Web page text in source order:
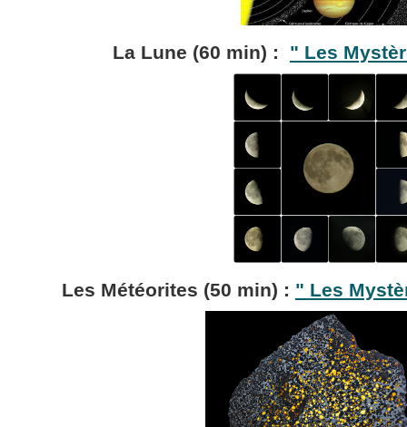
La Lune (60 min) : " Les
Les Météorites (50 min) : " Les